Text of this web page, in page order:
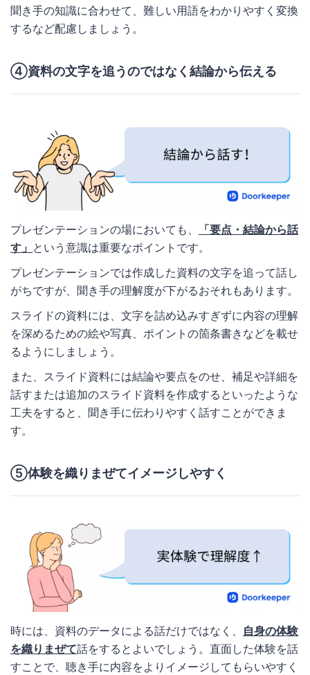
聞き手の知識に合わせて、難しい用語をわかりやすく変換
するなど配慮しましょう。
④資料の文字を追うのではなく結論から伝える
プレゼンテーションの場においても、
「要点・結論から話
す」 という意識は重要なポイントです。
プレゼンテーションでは作成した資料の文字を追って話し
がちですが、聞き手の理解度が下がるおそれもあります。
スライドの資料には、文字を詰め込みすぎずに内容の理解
を深めるための絵や写真、ポイントの箇条書きなどを載せ
るようにしましょう。
また、スライド資料には結論や要点をのせ、補足や詳細を
話すまたは追加のスライド資料を作成するといったような
工夫をすると、聞き手に伝わりやすく話すことができま
す。
⑤体験を織りまぜてイメージしやすく
時には、資料のデータによる話だけではなく、 自身の体験
を織りまぜて話をするとよいでしょう。直面した体験を話
すことで、聴き手に内容をよりイメージしてもらいやすく